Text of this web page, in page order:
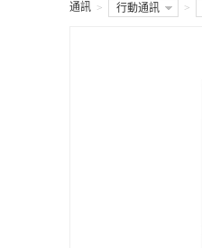
通訊 > 行動通訊 >